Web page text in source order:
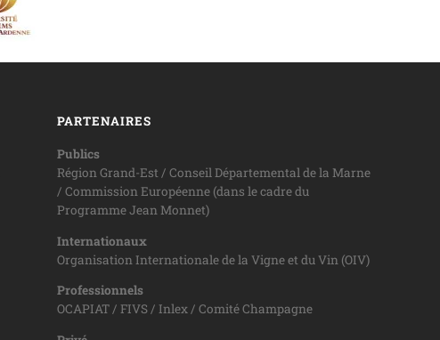
PARTENAIRES
Publics
Région Grand-Est / Conseil Départemental de la Marne
/ Commission Européenne (dans le cadre du
Programme Jean Monnet)
Internationaux
Organisation Internationale de la Vigne et du Vin (OIV)
Professionnels
OCAPIAT / FIVS / Inlex / Comité Champagne